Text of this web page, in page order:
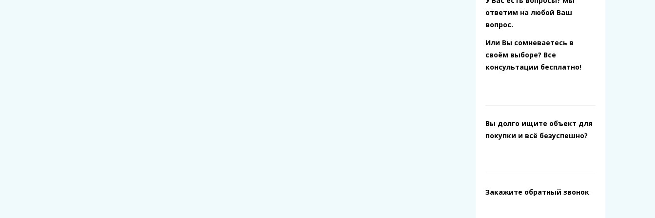
ответим на любой Ваш
вопрос.
Или Вы сомневаетесь в
своём выборе? Все
консультации бесплатно!
Вы долго ищите объект для
покупки и всё безуспешно?
Закажите обратный звонок